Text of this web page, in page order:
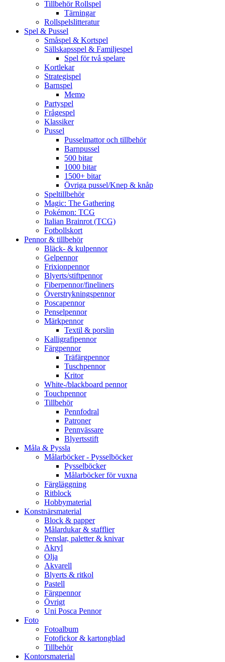
Tillbehör Rollspel
Tärningar
Rollspelslitteratur
Spel & Pussel
Småspel & Kortspel
Sällskapsspel & Familjespel
Spel för två spelare
Kortlekar
Strategispel
Barnspel
Memo
Partyspel
Frågespel
Klassiker
Pussel
Pusselmattor och tillbehör
Barnpussel
500 bitar
1000 bitar
1500+ bitar
Övriga pussel/Knep & knåp
Speltillbehör
Magic: The Gathering
Pokémon: TCG
Italian Brainrot (TCG)
Fotbollskort
Pennor & tillbehör
Bläck- & kulpennor
Gelpennor
Frixionpennor
Blyerts/stiftpennor
Fiberpennor/fineliners
Överstrykningspennor
Poscapennor
Penselpennor
Märkpennor
Textil & porslin
Kalligrafipennor
Färgpennor
Träfärgpennor
Tuschpennor
Kritor
White-/blackboard pennor
Touchpennor
Tillbehör
Pennfodral
Patroner
Pennvässare
Blyertsstift
Måla & Pyssla
Målarböcker - Pysselböcker
Pysselböcker
Målarböcker för vuxna
Färgläggning
Ritblock
Hobbymaterial
Konstnärsmaterial
Block & papper
Målardukar & stafflier
Penslar, paletter & knivar
Akryl
Olja
Akvarell
Blyerts & ritkol
Pastell
Färgpennor
Övrigt
Uni Posca Pennor
Foto
Fotoalbum
Fotofickor & kartongblad
Tillbehör
Kontorsmaterial